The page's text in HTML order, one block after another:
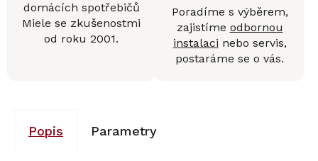
domácích spotřebičů
Miele se zkušenostmi
od roku 2001.
Poradíme s výběrem,
zajistíme odbornou
instalaci nebo servis,
postaráme se o vás.
Popis Parametry